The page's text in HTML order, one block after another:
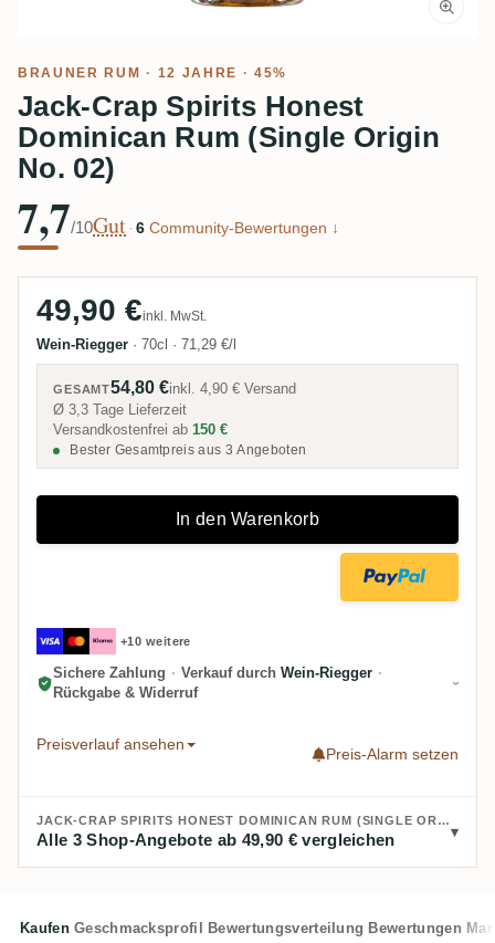
BRAUNER RUM · 12 JAHRE · 45%
Jack-Crap Spirits Honest
Dominican Rum (Single Origin
No. 02)
7,7/10Gut · 6 Community-Bewertungen ↓
49,90 €inkl. MwSt.
Wein-Riegger · 70cl · 71,29 €/l
GESAMT54,80 €inkl.4,90 € Versand
Ø 3,3 Tage Lieferzeit
Versandkostenfrei ab 150 €
Bester Gesamtpreis aus 3 Angeboten
In den Warenkorb
+10 weitere
Sichere Zahlung · Verkauf durch Wein-Riegger ·
Rückgabe & Widerruf
Preisverlauf ansehen
Preis-Alarm setzen
JACK-CRAP SPIRITS HONEST DOMINICAN RUM (SINGLE ORIGIN NO. 02) KAUFEN:
Alle 3 Shop-Angebote ab 49,90 € vergleichen
Kaufen Geschmacksprofil Bewertungsverteilung Bewertungen